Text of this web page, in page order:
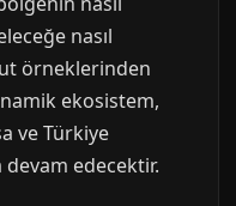
nasıl
örneklerinden
ekosistem,
ve Türkiye
edecektir.